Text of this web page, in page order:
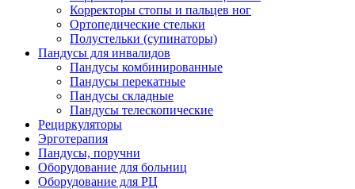
Корректоры стопы и пальцев ног
Ортопедические стельки
Полустельки (супинаторы)
Пандусы для инвалидов
Пандусы комбинированные
Пандусы перекатные
Пандусы складные
Пандусы телескопические
Рециркуляторы
Эрготерапия
Пандусы, поручни
Оборудование для больниц
Оборудование для РЦ